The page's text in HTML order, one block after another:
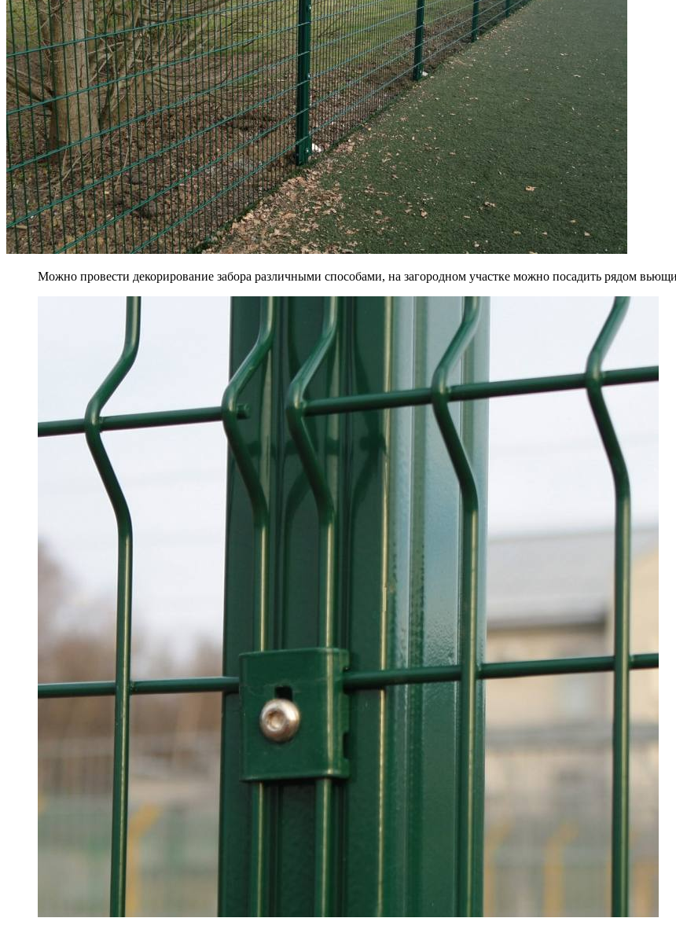
Можно провести декорирование забора различными способами, на загородном участке можно посадить рядом